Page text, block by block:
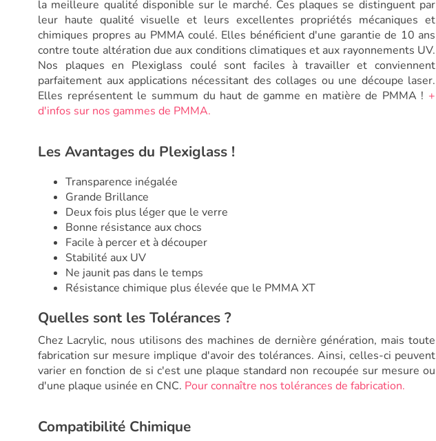
la meilleure qualité disponible sur le marché. Ces plaques se distinguent par
leur haute qualité visuelle et leurs excellentes propriétés mécaniques et
chimiques propres au PMMA coulé. Elles bénéficient d'une garantie de 10 ans
contre toute altération due aux conditions climatiques et aux rayonnements UV.
Nos plaques en Plexiglass coulé sont faciles à travailler et conviennent
parfaitement aux applications nécessitant des collages ou une découpe laser.
Elles représentent le summum du haut de gamme en matière de PMMA ! +
d'infos sur nos gammes de PMMA.
Les Avantages du Plexiglass !
Transparence inégalée
Grande Brillance
Deux fois plus léger que le verre
Bonne résistance aux chocs
Facile à percer et à découper
Stabilité aux UV
Ne jaunit pas dans le temps
Résistance chimique plus élevée que le PMMA XT
Quelles sont les Tolérances ?
Chez Lacrylic, nous utilisons des machines de dernière génération, mais toute
fabrication sur mesure implique d'avoir des tolérances. Ainsi, celles-ci peuvent
varier en fonction de si c'est une plaque standard non recoupée sur mesure ou
d'une plaque usinée en CNC. Pour connaître nos tolérances de fabrication.
Compatibilité Chimique